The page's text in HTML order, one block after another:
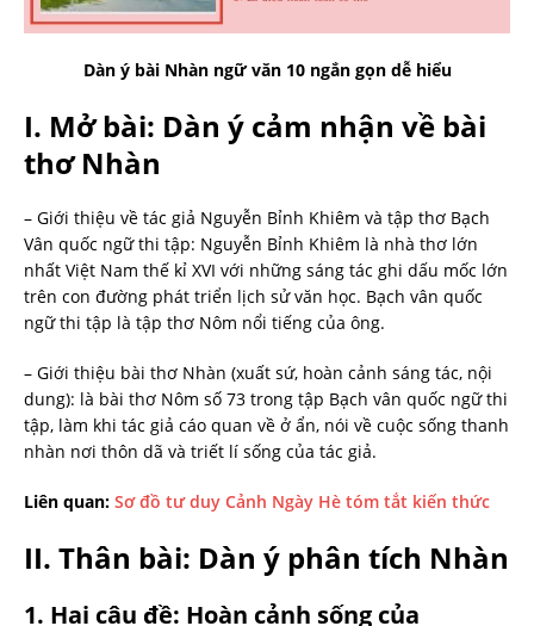
Dàn ý bài Nhàn ngữ văn 10 ngắn gọn dễ hiểu
I. Mở bài: Dàn ý cảm nhận về bài
thơ Nhàn
– Giới thiệu về tác giả Nguyễn Bỉnh Khiêm và tập thơ Bạch
Vân quốc ngữ thi tập: Nguyễn Bỉnh Khiêm là nhà thơ lớn
nhất Việt Nam thế kỉ XVI với những sáng tác ghi dấu mốc lớn
trên con đường phát triển lịch sử văn học. Bạch vân quốc
ngữ thi tập là tập thơ Nôm nổi tiếng của ông.
– Giới thiệu bài thơ Nhàn (xuất sứ, hoàn cảnh sáng tác, nội
dung): là bài thơ Nôm số 73 trong tập Bạch vân quốc ngữ thi
tập, làm khi tác giả cáo quan về ở ẩn, nói về cuộc sống thanh
nhàn nơi thôn dã và triết lí sống của tác giả.
Liên quan: Sơ đồ tư duy Cảnh Ngày Hè tóm tắt kiến thức
II. Thân bài: Dàn ý phân tích Nhàn
1. Hai câu đề: Hoàn cảnh sống của